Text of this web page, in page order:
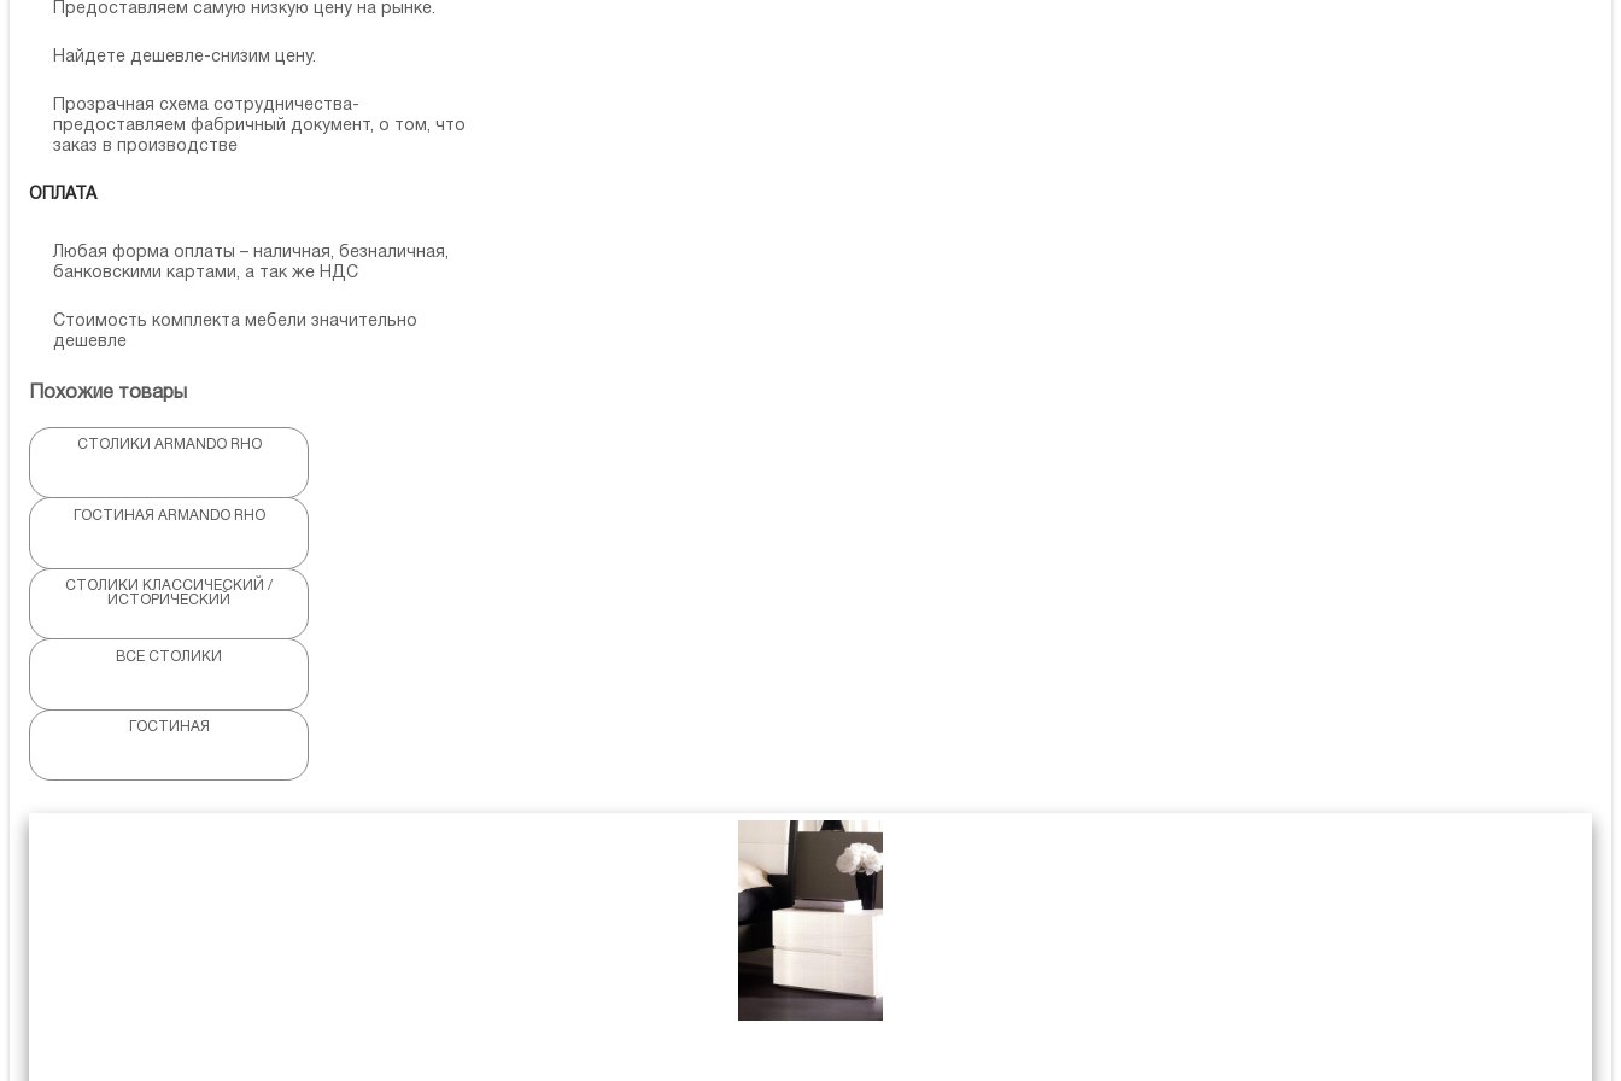
Предоставляем самую низкую цену на рынке.
Найдете дешевле-снизим цену.
Прозрачная схема сотрудничества-
предоставляем фабричный документ, о том, что
заказ в производстве
ОПЛАТА
Любая форма оплаты – наличная, безналичная,
банковскими картами, а так же НДС
Стоимость комплекта мебели значительно
дешевле
Похожие товары
СТОЛИКИ ARMANDO RHO
ГОСТИНАЯ ARMANDO RHO
СТОЛИКИ КЛАССИЧЕСКИЙ /
ИСТОРИЧЕСКИЙ
ВСЕ СТОЛИКИ
ГОСТИНАЯ